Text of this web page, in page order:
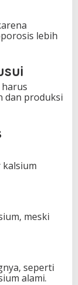
lebih
dan produksi
kalsium
meski
seperti
alami.